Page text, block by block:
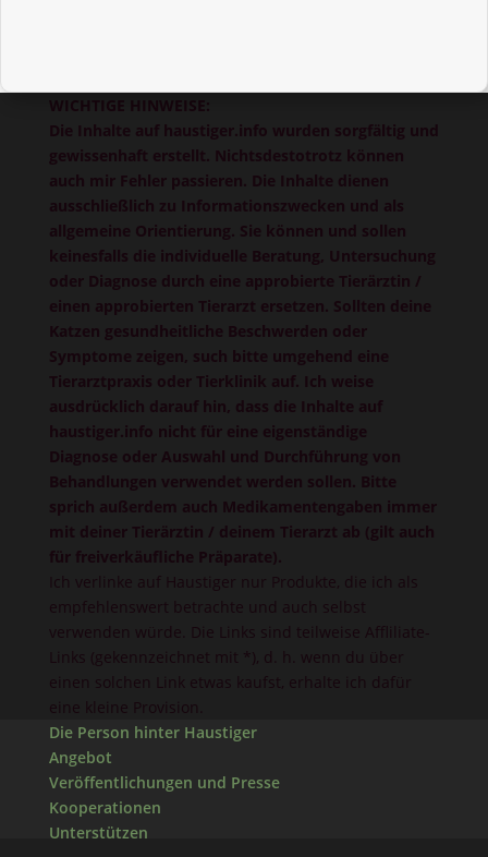
WICHTIGE HINWEISE:
Die Inhalte auf haustiger.info wurden sorgfältig und
gewissenhaft erstellt. Nichtsdestotrotz können
auch mir Fehler passieren. Die Inhalte dienen
ausschließlich zu Informationszwecken und als
allgemeine Orientierung. Sie können und sollen
keinesfalls die individuelle Beratung, Untersuchung
oder Diagnose durch eine approbierte Tierärztin /
einen approbierten Tierarzt ersetzen. Sollten deine
Katzen gesundheitliche Beschwerden oder
Symptome zeigen, such bitte umgehend eine
Tierarztpraxis oder Tierklinik auf. Ich weise
ausdrücklich darauf hin, dass die Inhalte auf
haustiger.info nicht für eine eigenständige
Diagnose oder Auswahl und Durchführung von
Behandlungen verwendet werden sollen. Bitte
sprich außerdem auch Medikamentengaben immer
mit deiner Tierärztin / deinem Tierarzt ab (gilt auch
für freiverkäufliche Präparate).
Ich verlinke auf Haustiger nur Produkte, die ich als
empfehlenswert betrachte und auch selbst
verwenden würde. Die Links sind teilweise Affliliate-
Links (gekennzeichnet mit *), d. h. wenn du über
einen solchen Link etwas kaufst, erhalte ich dafür
eine kleine Provision.
Die Person hinter Haustiger
Angebot
Veröffentlichungen und Presse
Kooperationen
Unterstützen